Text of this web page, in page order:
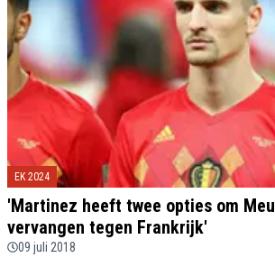
EK 2024
'Martinez heeft twee opties om
vervangen tegen Frankrijk'
09 juli 2018